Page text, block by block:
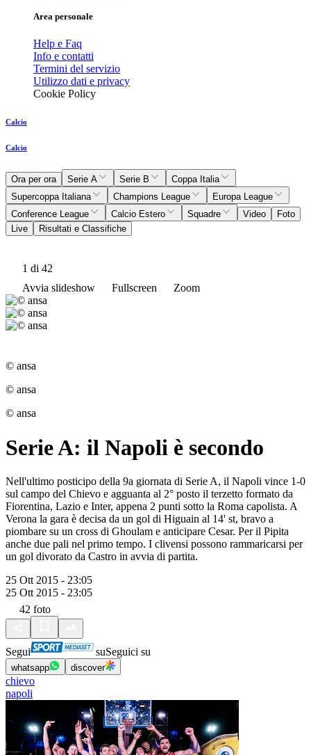
Area personale
Help e Faq
Info e contatti
Termini del servizio
Utilizzo dati e privacy
Cookie Policy
Calcio
Calcio
Ora per ora Serie A Serie B
Coppa Italia
Supercoppa Italiana
Champions League
Europa League
Conference League
Calcio Estero Squadre Video
Foto
Live
Risultati e Classifiche
1 di 42
Avvia slideshow
Fullscreen Zoom
© ansa
© ansa
© ansa
Serie A: il Napoli è secondo
Nell'ultimo posticipo della 9a giornata di Serie A, il Napoli vince 1-0
sul campo del Chievo e agguanta al 2° posto il terzetto formato da
Fiorentina, Lazio e Inter, appena 2 punti sotto la Roma capolista. A
Verona la gara è decisa da un gol di Higuain al 14' st, bravo a
piombare su un cross di Ghoulam e anticipare Cesar. Per il Pipita
anche due pali nel primo tempo. I clivensi possono rammaricarsi per
un gol divorato da Castro in avvia di partita.
25 Ott 2015 - 23:05
25 Ott 2015 - 23:05
42 foto
Segui suSeguici su
whatsapp discover
chievo
napoli